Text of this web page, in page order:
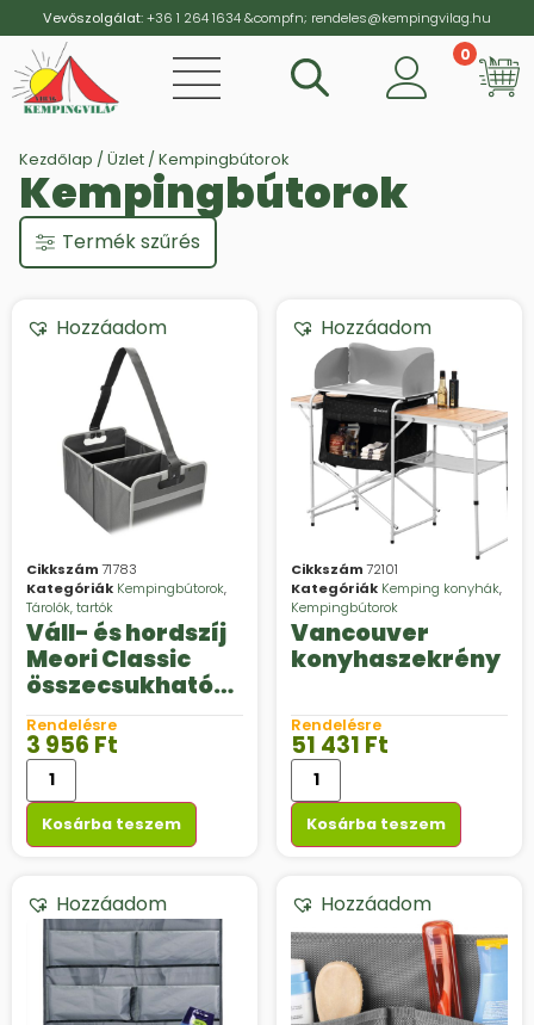
Vevőszolgálat:+36 1 264 1634&compfn; rendeles@kempingvilag.hu
0
Kezdőlap / Üzlet / Kempingbútorok
Kempingbútorok
Termék szűrés
Hozzáadom
Cikkszám71783
Kategóriák Kempingbútorok,
Tárolók, tartók
Váll- és hordszíj
Meori Classic
összecsukható
tárolókhoz
Rendelésre
3 956 Ft
Kosárba teszem
Hozzáadom
Cikkszám72101
Kategóriák Kemping konyhák,
Kempingbútorok
Vancouver
konyhaszekrény
Rendelésre
51 431 Ft
Kosárba teszem
Hozzáadom Hozzáadom